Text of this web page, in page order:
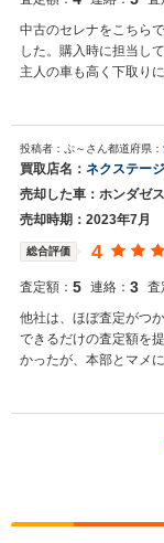
中古のセレナをこちら
した。購入時に担当し
主人の車も高く下取り
れめとても気持ちの良
したいと思いました。
買取店からの返信
お世話になっており
度はネクステージを
た。 弊社ではお車の買取・販売だけではなく、カーナビや車載カメラ
などの用品販売、自
ルとしております。 またのご利用、スタッフ一同お待ち申し上げてお
ります。
投稿者：ぷ～さん都道府県：
買取店名： ネクステー
売却した車：ホンダゼ
売却時期：2023年7月
総合評価 4
査定額： 5 連絡： 3 査
他社は、ほぼ査定がつ
できるだけの査定額を
かったが、本部とマメ
買取店からの返信
お世話になってお